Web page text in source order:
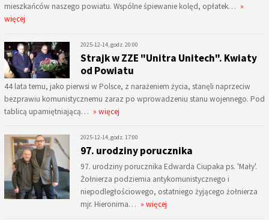
mieszkańców naszego powiatu. Wspólne śpiewanie kolęd, opłatek… »
więcej
2025-12-14, godz. 20:00
Strajk w ZZE "Unitra Unitech". Kwiaty
od Powiatu
44 lata temu, jako pierwsi w Polsce, z narażeniem życia, stanęli naprzeciw
bezprawiu komunistycznemu zaraz po wprowadzeniu stanu wojennego. Pod
tablicą upamiętniającą… » więcej
2025-12-14, godz. 17:00
97. urodziny porucznika
97. urodziny porucznika Edwarda Ciupaka ps. 'Mały'.
Żołnierza podziemia antykomunistycznego i
niepodległościowego, ostatniego żyjącego żołnierza
mjr. Hieronima… » więcej